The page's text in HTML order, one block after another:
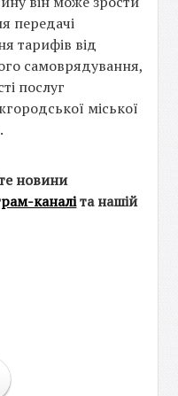
передачі
тарифів від
самоврядування,
послуг
міської
новини
каналіта нашій